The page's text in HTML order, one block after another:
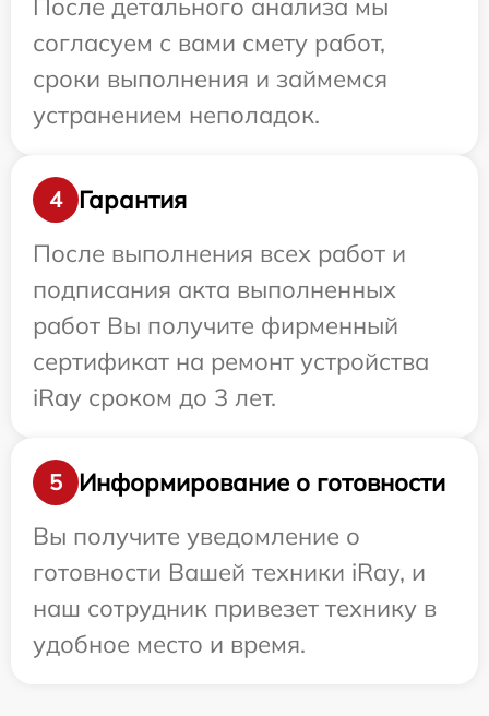
После детального анализа мы
согласуем с вами смету работ,
сроки выполнения и займемся
устранением неполадок.
4
Гарантия
После выполнения всех работ и
подписания акта выполненных
работ Вы получите фирменный
сертификат на ремонт устройства
iRay сроком до 3 лет.
5
Информирование о готовности
Вы получите уведомление о
готовности Вашей техники iRay, и
наш сотрудник привезет технику в
удобное место и время.